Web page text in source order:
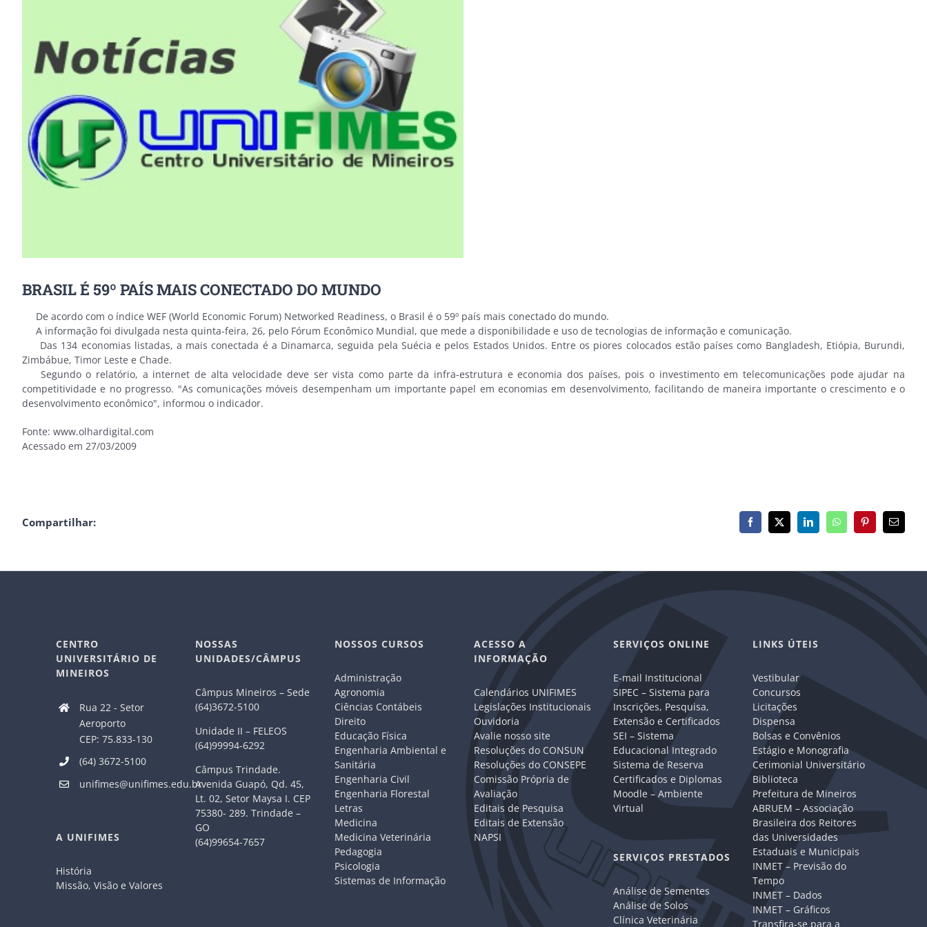
BRASIL É 59º PAÍS MAIS CONECTADO DO MUNDO
De acordo com o índice WEF (World Economic Forum) Networked Readiness, o Brasil é o 59º país mais conectado do mundo.
A informação foi divulgada nesta quinta-feira, 26, pelo Fórum Econômico Mundial, que mede a disponibilidade e uso de tecnologias de informação e comunicação.
Das 134 economias listadas, a mais conectada é a Dinamarca, seguida pela Suécia e pelos Estados Unidos. Entre os piores colocados estão países como Bangladesh, Etiópia, Burundi,
Zimbábue, Timor Leste e Chade.
Segundo o relatório, a internet de alta velocidade deve ser vista como parte da infra-estrutura e economia dos países, pois o investimento em telecomunicações pode ajudar na
competitividade e no progresso. "As comunicações móveis desempenham um importante papel em economias em desenvolvimento, facilitando de maneira importante o crescimento e o
desenvolvimento econômico", informou o indicador.
Fonte: www.olhardigital.com
Acessado em 27/03/2009
Compartilhar: Facebook
X LinkedInWhatsAppPinterest
E-
mail
CENTRO
UNIVERSITÁRIO DE
MINEIROS
Rua 22 - Setor
Aeroporto
CEP: 75.833-130
(64) 3672-5100
unifimes@unifimes.edu.br
A UNIFIMES
História
Missão, Visão e Valores
NOSSAS
UNIDADES/CÂMPUS
Câmpus Mineiros – Sede
(64)3672-5100
Unidade II – FELEOS
(64)99994-6292
Câmpus Trindade.
Avenida Guapó, Qd. 45,
Lt. 02, Setor Maysa I. CEP
75380- 289. Trindade –
GO
(64)99654-7657
NOSSOS CURSOS
Administração
Agronomia
Ciências Contábeis
Direito
Educação Física
Engenharia Ambiental e
Sanitária
Engenharia Civil
Engenharia Florestal
Letras
Medicina
Medicina Veterinária
Pedagogia
Psicologia
Sistemas de Informação
ACESSO A
INFORMAÇÃO
Calendários UNIFIMES
Legislações Institucionais
Ouvidoria
Avalie nosso site
Resoluções do CONSUN
Resoluções do CONSEPE
Comissão Própria de
Avaliação
Editais de Pesquisa
Editais de Extensão
NAPSI
SERVIÇOS ONLINE
E-mail Institucional
SIPEC – Sistema para
Inscrições, Pesquisa,
Extensão e Certificados
SEI – Sistema
Educacional Integrado
Sistema de Reserva
Certificados e Diplomas
Moodle – Ambiente
Virtual
SERVIÇOS PRESTADOS
Análise de Sementes
Análise de Solos
Clínica Veterinária
LINKS ÚTEIS
Vestibular
Concursos
Licitações
Dispensa
Bolsas e Convênios
Estágio e Monografia
Cerimonial Universitário
Biblioteca
Prefeitura de Mineiros
ABRUEM – Associação
Brasileira dos Reitores
das Universidades
Estaduais e Municipais
INMET – Previsão do
Tempo
INMET – Dados
INMET – Gráficos
Transfira-se para a